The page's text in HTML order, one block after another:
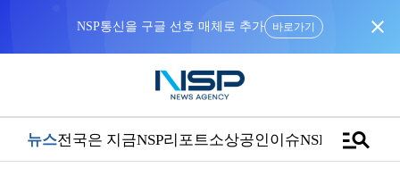
NSP통신을 구글 선호 매체로 추가 바로가기 close
뉴스전국은 지금NSP리포트소상공인이슈NSPTVmanage_search